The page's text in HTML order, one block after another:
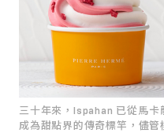
三十年來，Ispahan 已從馬卡
成為甜點界的傳奇標竿，儘管